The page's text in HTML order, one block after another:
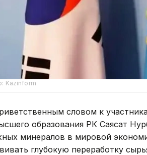
Kazinform
словом к
образования РК Саясат
минералов в мировой
глубокую переработку